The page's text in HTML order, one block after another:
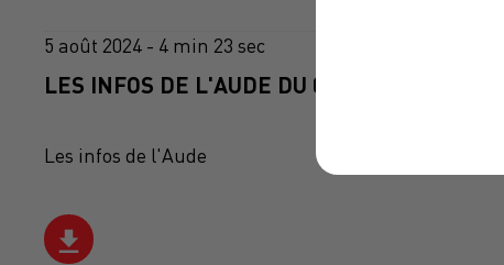
5 août 2024 - 4 min 23 sec
LES INFOS DE L'AUDE DU 05/08/2024 À 08H00
Les infos de l'Aude